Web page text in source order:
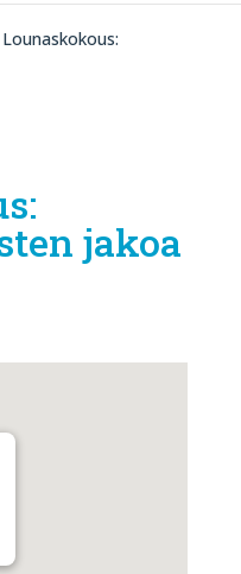
jakoa